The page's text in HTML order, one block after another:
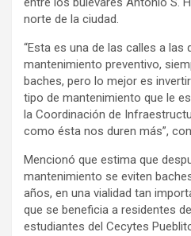
norte de la ciudad.
“Esta es una de las calles a
mantenimiento preventivo,
baches, pero lo mejor es
tipo de mantenimiento que le
la Coordinación de
como ésta nos duren más”,
Mencionó que estima que
mantenimiento se eviten
años, en una vialidad tan
que se beneficia a residentes
estudiantes del Cecytes